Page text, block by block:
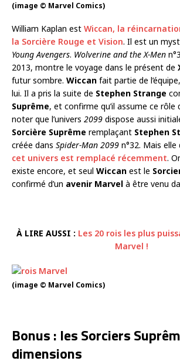
(image © Marvel Comics)
William Kaplan est Wiccan, la
la Sorcière Rouge et Vision. Il est un
Young Avengers. Wolverine and the X-Men
2013, montre le voyage dans le présent de
futur sombre. Wiccan fait partie de
lui. Il a pris la suite de Stephen Strange
Suprême, et confirme qu’il assume ce rôle
noter que l’univers 2099 dispose aussi
Sorcière Suprême remplaçant Stephen
créée dans Spider-Man 2099 n°32. Mais
cet univers est remplacé récemment.
existe encore, et seul Wiccan est le
confirmé d’un avenir Marvel à être venu
À LIRE AUSSI : Les 20 rois les plus
Marvel !
(image © Marvel Comics)
Bonus : les Sorciers
dimensions